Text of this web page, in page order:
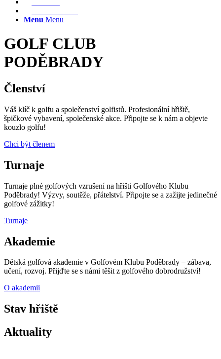
Menu Menu
GOLF CLUB
PODĚBRADY
Členství
Váš klíč k golfu a společenství golfistů. Profesionální hřiště,
špičkové vybavení, společenské akce. Připojte se k nám a objevte
kouzlo golfu!
Chci být členem
Turnaje
Turnaje plné golfových vzrušení na hřišti Golfového Klubu
Poděbrady! Výzvy, soutěže, přátelství. Připojte se a zažijte jedinečné
golfové zážitky!
Turnaje
Akademie
Dětská golfová akademie v Golfovém Klubu Poděbrady – zábava,
učení, rozvoj. Přijďte se s námi těšit z golfového dobrodružství!
O akademii
Stav hřiště
Aktuality